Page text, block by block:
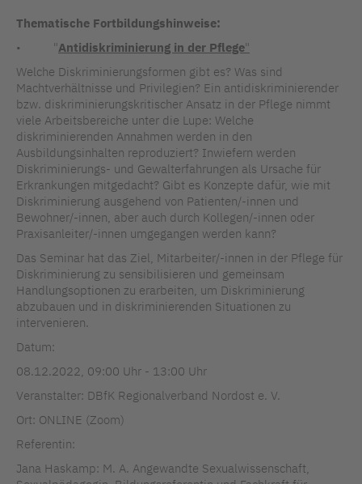
Thematische Fortbildungshinweise:
• "Antidiskriminierung in der Pflege"
Welche Diskriminierungsformen gibt es? Was sind
Machtverhältnisse und Privilegien? Ein antidiskriminierender
bzw. diskriminierungskritischer Ansatz in der Pflege nimmt
viele Arbeitsbereiche unter die Lupe: Welche
diskriminierenden Annahmen werden in den
Ausbildungsinhalten reproduziert? Inwiefern werden
Diskriminierungs- und Gewalterfahrungen als Ursache für
Erkrankungen mitgedacht? Gibt es Konzepte dafür, wie mit
Diskriminierung ausgehend von Patienten/-innen und
Bewohner/-innen, aber auch durch Kollegen/-innen oder
Praxisanleiter/-innen umgegangen werden kann?
Das Seminar hat das Ziel, Mitarbeiter/-innen in der Pflege für
Diskriminierung zu sensibilisieren und gemeinsam
Handlungsoptionen zu erarbeiten, um Diskriminierung
abzubauen und in diskriminierenden Situationen zu
intervenieren.
Datum:
08.12.2022, 09:00 Uhr - 13:00 Uhr
Veranstalter: DBfK Regionalverband Nordost e. V.
Ort: ONLINE (Zoom)
Referentin:
Jana Haskamp: M. A. Angewandte Sexualwissenschaft,